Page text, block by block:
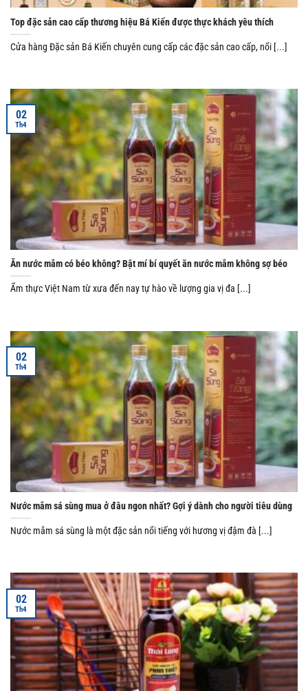
Top đặc sản cao cấp thương hiệu Bá Kiến được thực khách yêu thích
Cửa hàng Đặc sản Bá Kiến chuyên cung cấp các đặc sản cao cấp, nổi [...]
Ăn nước mắm có béo không? Bật mí bí quyết ăn nước mắm không sợ béo
Ẩm thực Việt Nam từ xưa đến nay tự hào về lượng gia vị đa [...]
02
Th4
Nước mắm sá sùng mua ở đâu ngon nhất? Gợi ý dành cho người tiêu dùng
Nước mắm sá sùng là một đặc sản nổi tiếng với hương vị đậm đà [...]
02
Th4
02
Th4